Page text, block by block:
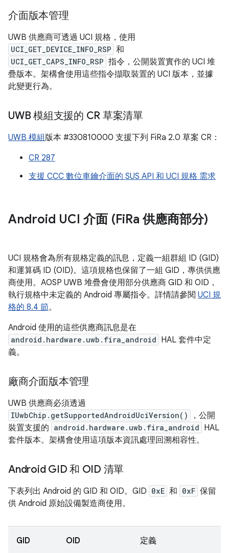
介面版本管理
UWB 供應商可透過 UCI 規格，使用
UCI_GET_DEVICE_INFO_RSP 和
UCI_GET_CAPS_INFO_RSP 指令，公開裝置實作的 UCI 堆
疊版本。架構會使用這些指令擷取裝置的 UCI 版本，並據
此變更行為。
UWB 模組支援的 CR 草案清單
UWB 模組版本 #330810000 支援下列 FiRa 2.0 草案 CR：
CR 287
支援 CCC 數位車鑰介面的 SUS API 和 UCI 規格 需求
Android UCI 介面 (FiRa 供應商部分)
UCI 規格會為所有規格定義的訊息，定義一組群組 ID (GID)
和運算碼 ID (OID)。這項規格也保留了一組 GID，專供供應
商使用。AOSP UWB 堆疊會使用部分供應商 GID 和 OID，
執行規格中未定義的 Android 專屬指令。詳情請參閱 UCI 規
格的 8.4 節。
Android 使用的這些供應商訊息是在
android.hardware.uwb.fira_android HAL 套件中定
義。
廠商介面版本管理
UWB 供應商必須透過
IUwbChip.getSupportedAndroidUciVersion()
，公開
裝置支援的 android.hardware.uwb.fira_android HAL
套件版本。架構會使用這項版本資訊處理回溯相容性。
Android GID 和 OID 清單
下表列出 Android 的 GID 和 OID。GID 0xE 和 0xF 保留
供 Android 原始設備製造商使用。
GID OID 定義